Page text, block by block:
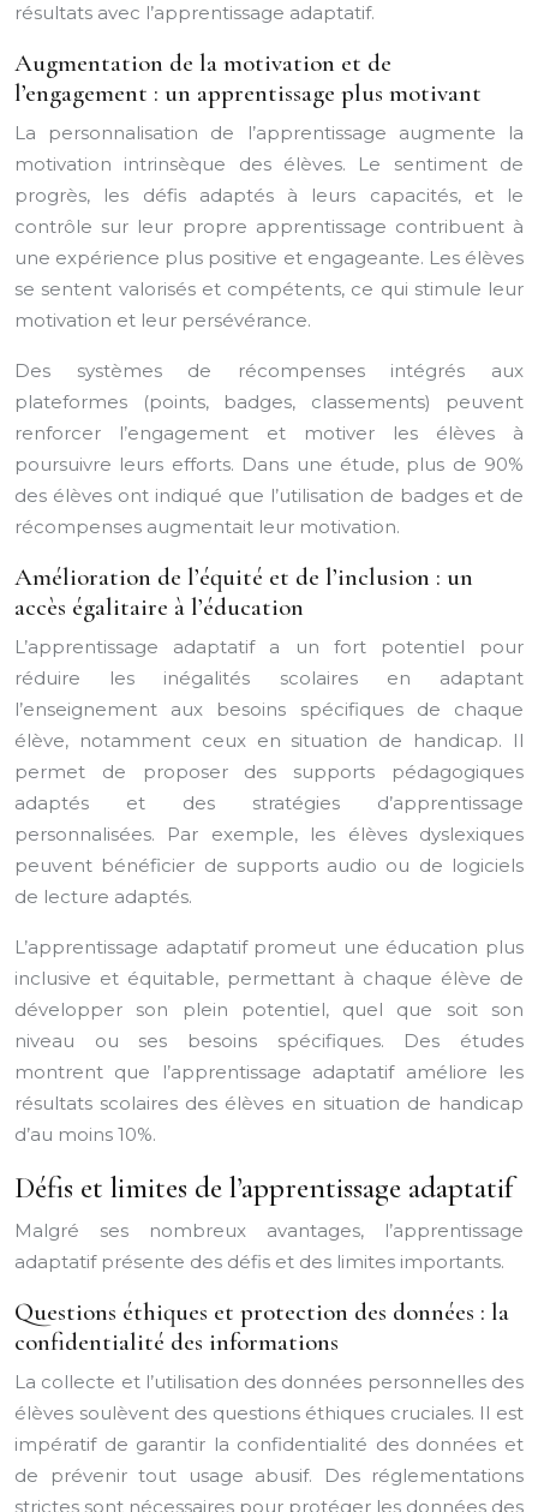
résultats avec l’apprentissage adaptatif.
Augmentation de la motivation et de
l’engagement : un apprentissage plus motivant
La personnalisation de l’apprentissage augmente la
motivation intrinsèque des élèves. Le sentiment de
progrès, les défis adaptés à leurs capacités, et le
contrôle sur leur propre apprentissage contribuent à
une expérience plus positive et engageante. Les élèves
se sentent valorisés et compétents, ce qui stimule leur
motivation et leur persévérance.
Des systèmes de récompenses intégrés aux
plateformes (points, badges, classements) peuvent
renforcer l’engagement et motiver les élèves à
poursuivre leurs efforts. Dans une étude, plus de 90%
des élèves ont indiqué que l’utilisation de badges et de
récompenses augmentait leur motivation.
Amélioration de l’équité et de l’inclusion : un
accès égalitaire à l’éducation
L’apprentissage adaptatif a un fort potentiel pour
réduire les inégalités scolaires en adaptant
l’enseignement aux besoins spécifiques de chaque
élève, notamment ceux en situation de handicap. Il
permet de proposer des supports pédagogiques
adaptés et des stratégies d’apprentissage
personnalisées. Par exemple, les élèves dyslexiques
peuvent bénéficier de supports audio ou de logiciels
de lecture adaptés.
L’apprentissage adaptatif promeut une éducation plus
inclusive et équitable, permettant à chaque élève de
développer son plein potentiel, quel que soit son
niveau ou ses besoins spécifiques. Des études
montrent que l’apprentissage adaptatif améliore les
résultats scolaires des élèves en situation de handicap
d’au moins 10%.
Défis et limites de l’apprentissage adaptatif
Malgré ses nombreux avantages, l’apprentissage
adaptatif présente des défis et des limites importants.
Questions éthiques et protection des données : la
confidentialité des informations
La collecte et l’utilisation des données personnelles des
élèves soulèvent des questions éthiques cruciales. Il est
impératif de garantir la confidentialité des données et
de prévenir tout usage abusif. Des réglementations
strictes sont nécessaires pour protéger les données des